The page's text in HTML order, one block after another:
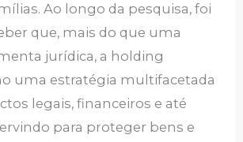
Ao longo da pesquisa, foi
que, mais do que uma
jurídica, a holding
uma estratégia multifacetada
legais, financeiros e até
para proteger bens e